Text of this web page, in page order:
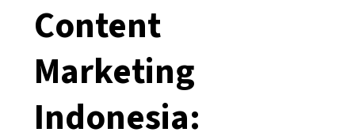
Content
Marketing
Indonesia: